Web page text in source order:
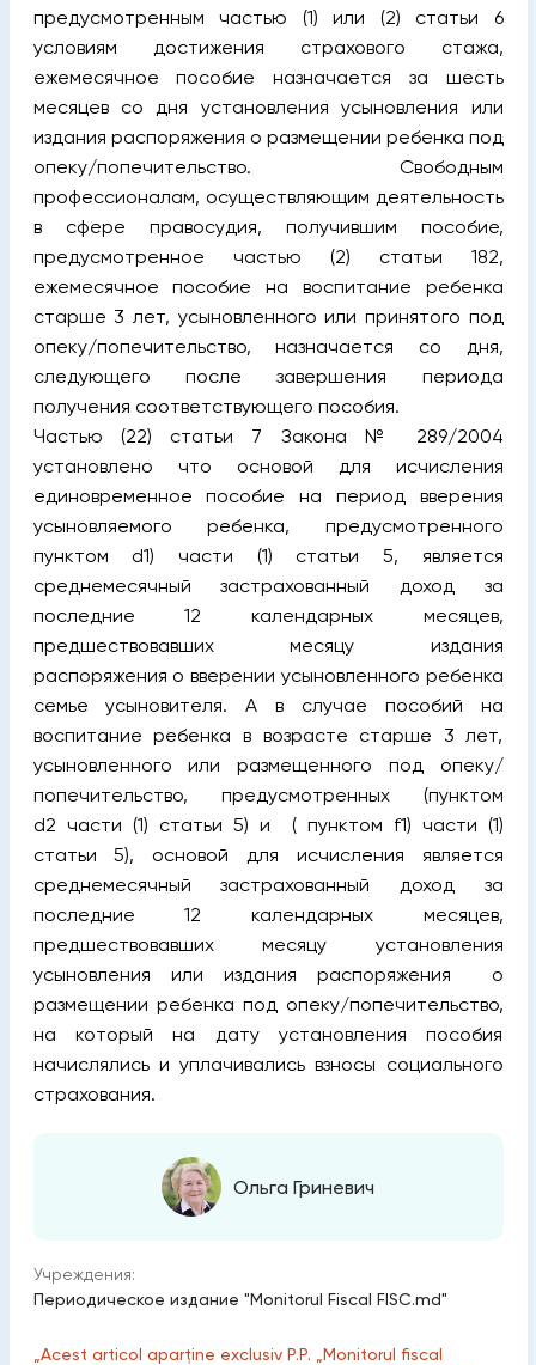
предусмотренным частью (1) или (2) статьи 6
условиям достижения страхового стажа,
ежемесячное пособие назначается за шесть
месяцев со дня установления усыновления или
издания распоряжения о размещении ребенка под
опеку/попечительство. Свободным
профессионалам, осуществляющим деятельность
в сфере правосудия, получившим пособие,
предусмотренное частью (2) статьи 182,
ежемесячное пособие на воспитание ребенка
старше 3 лет, усыновленного или принятого под
опеку/попечительство, назначается со дня,
следующего после завершения периода
получения соответствующего пособия.
Частью (22) статьи 7 Закона № 289/2004
установлено что основой для исчисления
единовременное пособие на период вверения
усыновляемого ребенка, предусмотренного
пунктом d1) части (1) статьи 5, является
среднемесячный застрахованный доход за
последние 12 календарных месяцев,
предшествовавших месяцу издания
распоряжения о вверении усыновленного ребенка
семье усыновителя. А в случае пособий на
воспитание ребенка в возрасте старше 3 лет,
усыновленного или размещенного под опеку/
попечительство, предусмотренных (пунктом
d2 части (1) статьи 5) и ( пунктом f1) части (1)
статьи 5), основой для исчисления является
среднемесячный застрахованный доход за
последние 12 календарных месяцев,
предшествовавших месяцу установления
усыновления или издания распоряжения о
размещении ребенка под опеку/попечительство,
на который на дату установления пособия
начислялись и уплачивались взносы социального
страхования.
Ольга Гриневич
Учреждения:
Периодическое издание "Monitorul Fiscal FISC.md"
„Acest articol aparține exclusiv P.P. „Monitorul fiscal